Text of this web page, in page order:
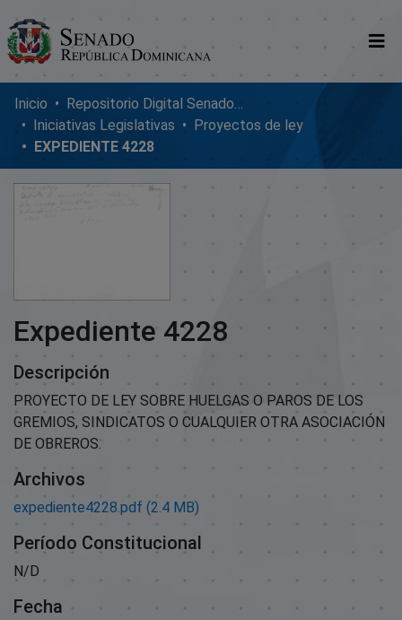
Comunidades
Glosario
Nosotros
Inicio
Repositorio Digital SenadoRD
Iniciativas Legislativas
Proyectos de ley
EXPEDIENTE 4228
Expediente 4228
Descripción
PROYECTO DE LEY SOBRE HUELGAS O PAROS DE LOS
GREMIOS, SINDICATOS O CUALQUIER OTRA ASOCIACIÓN
DE OBREROS.
Archivos
expediente4228.pdf (2.4 MB)
Período Constitucional
N/D
Fecha